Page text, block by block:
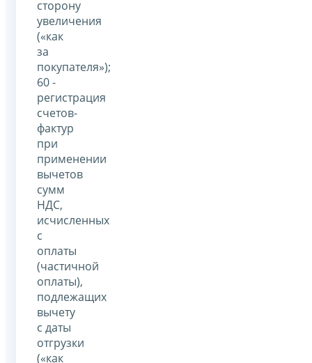
сторону
увеличения
(«как
за
покупателя»);
60 -
регистрация
счетов-
фактур
при
применении
вычетов
сумм
НДС,
исчисленных
с
оплаты
(частичной
оплаты),
подлежащих
вычету
с даты
отгрузки
(«как